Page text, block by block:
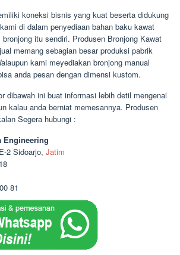
koneksi bisnis yang kuat beserta didukung
di dalam penyediaan bahan baku kawat
itu sendiri. Produsen Bronjong Kawat
memang sebagian besar produksi pabrik
kami meyediakan bronjong manual
anda pesan dengan dimensi kustom.
dibawah ini buat informasi lebih detil mengenai
kalau anda berniat memesannya. Produsen
Segera hubungi :
Engineering
2 Sidoarjo, Jatim
81